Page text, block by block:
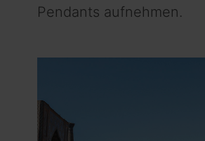
Pendants aufnehmen.